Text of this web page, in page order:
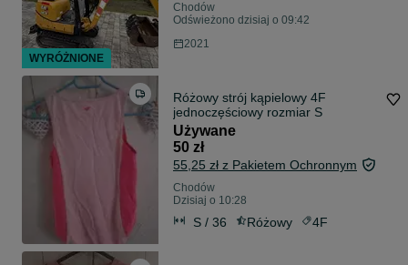
Chodów
Odświeżono dzisiaj o 09:42
2021
Różowy strój kąpielowy 4F
jednoczęściowy rozmiar S
Używane
50 zł
55,25 zł z Pakietem Ochronnym
Chodów
Dzisiaj o 10:28
S / 36 Różowy 4F
WYRÓŻNIONE